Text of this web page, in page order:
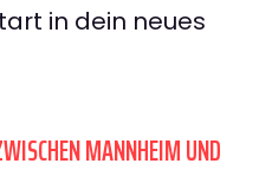
in dein neues
MANNHEIM UND